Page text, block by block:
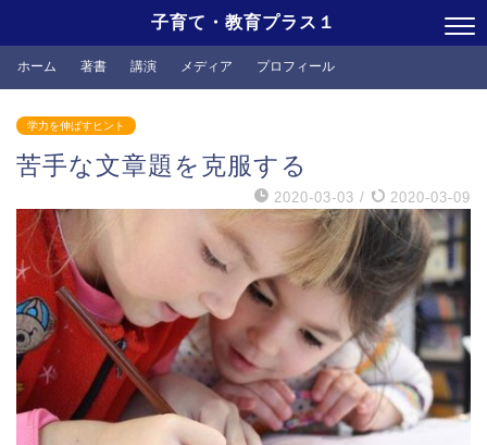
子育て・教育プラス１
ホーム 著書 講演 メディア プロフィール
学力を伸ばすヒント
苦手な文章題を克服する
2020-03-03 / 2020-03-09